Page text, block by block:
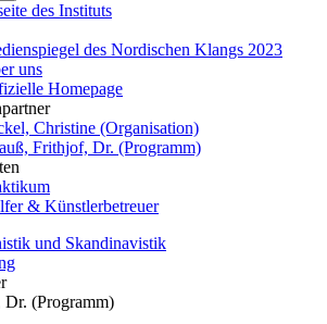
des Instituts
des Nordischen Klangs 2023
uns
Homepage
Christine (Organisation)
Frithjof, Dr. (Programm)
& Künstlerbetreuer
und Skandinavistik
(Programm)